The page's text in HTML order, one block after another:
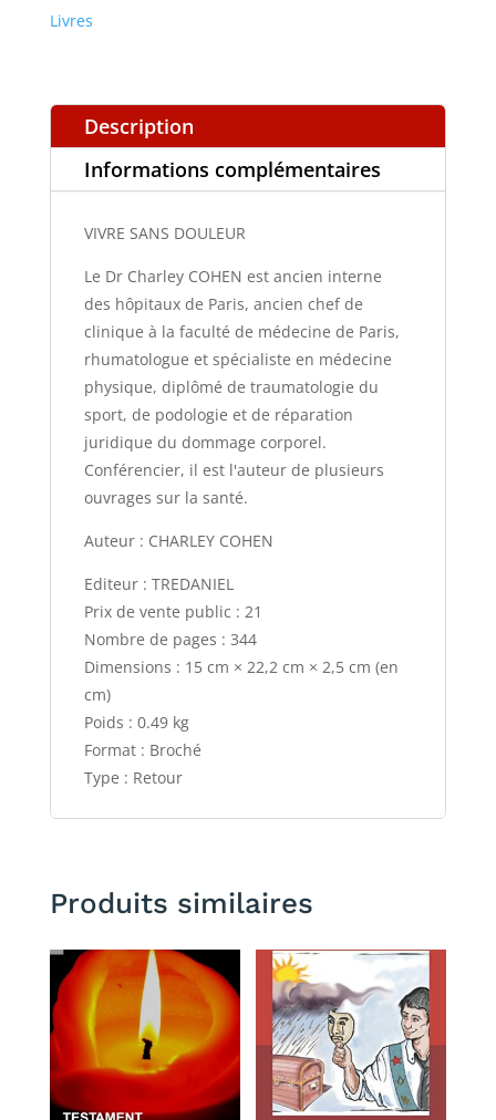
Livres
Description
Informations complémentaires
VIVRE SANS DOULEUR
Le Dr Charley COHEN est ancien interne
des hôpitaux de Paris, ancien chef de
clinique à la faculté de médecine de Paris,
rhumatologue et spécialiste en médecine
physique, diplômé de traumatologie du
sport, de podologie et de réparation
juridique du dommage corporel.
Conférencier, il est l'auteur de plusieurs
ouvrages sur la santé.
Auteur : CHARLEY COHEN
Editeur : TREDANIEL
Prix de vente public : 21
Nombre de pages : 344
Dimensions : 15 cm × 22,2 cm × 2,5 cm (en
cm)
Poids : 0.49 kg
Format : Broché
Type : Retour
Produits similaires